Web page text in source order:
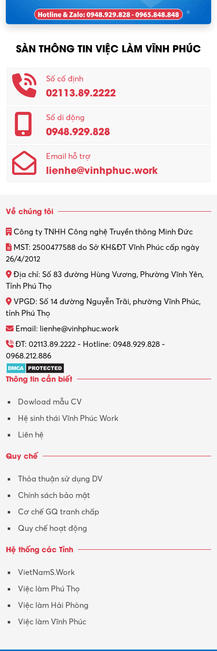
Nhân viên thu mua
Nhân viên CSKH
Phục vụ khác
Promotion Girl (PG)
Quản lý – Giám đốc
Quản lý chất lượng – QC
Quản lý sản xuất
Quản trị kinh doanh
Thiết kế nội thất
Thợ máy – Ô tô – Xe máy
Thực tập
Tổ chức sự kiện – Quà tặng
Trợ lý
Tư vấn
Tư vấn – Kiến trúc
Y tế-Dược
KCN Tam Dương
SÀN THÔNG TIN VIỆC LÀM VĨNH PHÚC
Số cố định
02113.89.2222
Số di động
0948.929.828
Email hỗ trợ
lienhe@vinhphuc.work
Về chúng tôi
Công ty TNHH Công nghệ Truyền thông Minh Đức
MST: 2500477588 do Sở KH&ĐT Vĩnh Phúc cấp ngày
26/4/2012
Địa chỉ: Số 83 đường Hùng Vương, Phường Vĩnh Yên,
Tỉnh Phú Thọ
VPGD: Số 14 đường Nguyễn Trãi, phường Vĩnh Phúc,
tỉnh Phú Thọ
Email: lienhe@vinhphuc.work
ĐT: 02113.89.2222 - Hotline: 0948.929.828 -
0968.212.886
Thông tin cần biết
Dowload mẫu CV
Hệ sinh thái Vĩnh Phúc Work
Liên hệ
Quy chế
Thỏa thuận sử dụng DV
Chính sách bảo mật
Cơ chế GQ tranh chấp
Quy chế hoạt động
Hệ thống các Tỉnh
VietNamS.Work
Việc làm Phú Thọ
Việc làm Hải Phòng
Việc làm Vĩnh Phúc